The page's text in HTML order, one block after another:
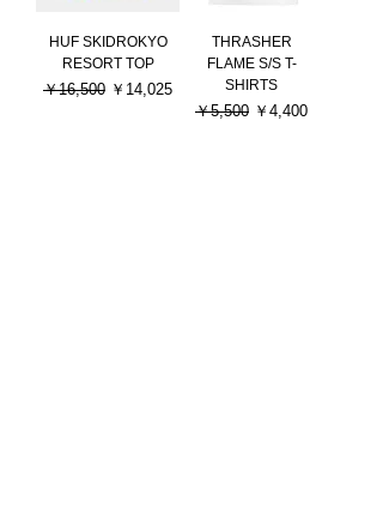
HUF SKIDROKYO
RESORT TOP
通常価格
￥16,500 セール価格
￥14,025
THRASHER
FLAME S/S T-
SHIRTS
通常価格
￥5,500 セール価格
￥4,400